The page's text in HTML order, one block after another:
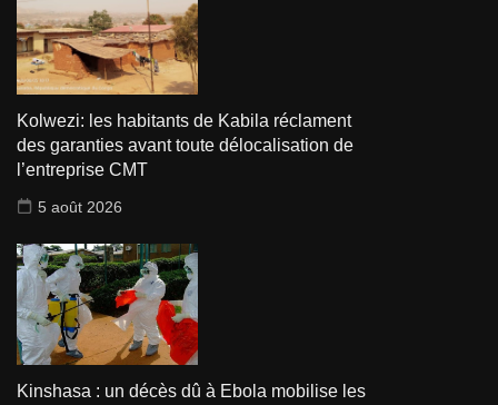
Kolwezi: les habitants de Kabila réclament
des garanties avant toute délocalisation de
l’entreprise CMT
5 août 2026
Kinshasa : un décès dû à Ebola mobilise les